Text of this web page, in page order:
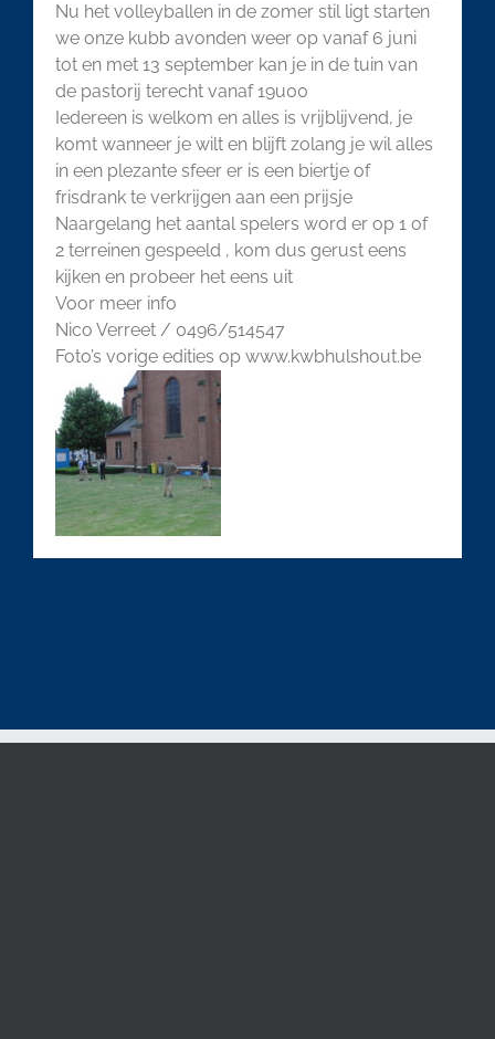
Nu het volleyballen in de zomer stil ligt starten
we onze kubb avonden weer op vanaf 6 juni
tot en met 13 september kan je in de tuin van
de pastorij terecht vanaf 19u00
Iedereen is welkom en alles is vrijblijvend, je
komt wanneer je wilt en blijft zolang je wil alles
in een plezante sfeer er is een biertje of
frisdrank te verkrijgen aan een prijsje
Naargelang het aantal spelers word er op 1 of
2 terreinen gespeeld , kom dus gerust eens
kijken en probeer het eens uit
Voor meer info
Nico Verreet / 0496/514547
Foto’s vorige edities op www.kwbhulshout.be